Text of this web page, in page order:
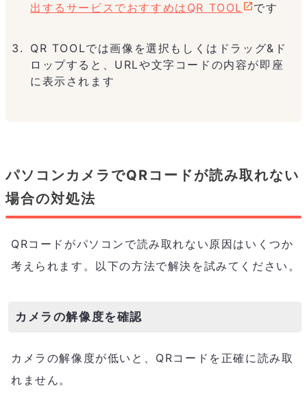
出するサービスでおすすめはQR TOOL
です
QR TOOLでは画像を選択もしくはドラッグ&ド
ロップすると、URLや文字コードの内容が即座
に表示されます
パソコンカメラでQRコードが読み取れない
場合の対処法
QRコードがパソコンで読み取れない原因はいくつか
考えられます。以下の方法で解決を試みてください。
カメラの解像度を確認
カメラの解像度が低いと、QRコードを正確に読み取
れません。